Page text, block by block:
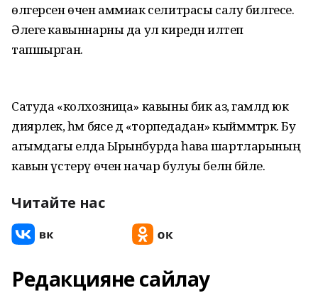
өлгерсен өчен аммиак селитрасы салу билгесе.
Әлеге кавыннарны да ул киредән илтеп
тапшырган.
Сатуда «колхозница» кавыны бик аз, гамәлдә юк
диярлек, һәм бәясе дә «торпедадан» кыйммәтрәк. Бу
агымдагы елда Ырынбурда һава шартларының
кавын үстерү өчен начар булуы белән бәйле.
Читайте нас
Редакцияне сайлау